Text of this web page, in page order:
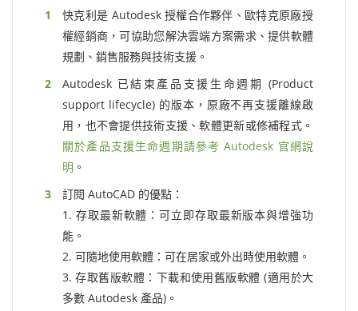
快克利是 Autodesk 授權合作夥伴、歐特克原廠授
權經銷商，可協助您解決雲端方案需求、提供軟體
規劃、銷售服務與技術支援。
Autodesk 已結束產品支援生命週期 (Product
support lifecycle) 的版本，原廠不再支援離線啟
用，也不會提供技術支援、軟體更新或修補程式。
關於產品支援生命週期請參考 Autodesk 官網說
明 。
訂閱 AutoCAD 的優點：
1. 存取最新軟體：可立即存取最新版本與增強功
能。
2. 可隨地使用軟體：可在居家或外出時使用軟體。
3. 存取舊版軟體：下載和使用舊版軟體 (適用於大
多數 Autodesk 產品)。